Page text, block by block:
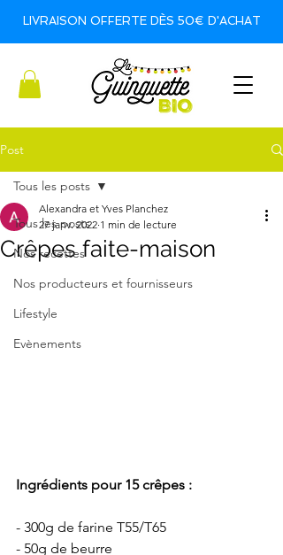
LIVRAISON OFFERTE DÈS 50€ D'ACHAT
Post
Tous les posts
Nos recettes
Nos producteurs et fournisseurs
Lifestyle
Evènements
Tous les posts
Crêpes faite-maison
Alexandra et Yves Planchez
27 janv. 2022 1 min de lecture
Ingrédients pour 15 crêpes :
- 300g de farine T55/T65
- 50g de beurre